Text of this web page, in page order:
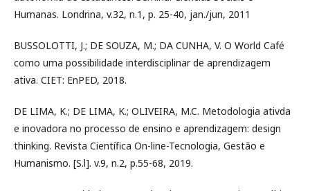
Humanas. Londrina, v.32, n.1, p. 25-40, jan./jun, 2011
BUSSOLOTTI, J.; DE SOUZA, M.; DA CUNHA, V. O World Café
como uma possibilidade interdisciplinar de aprendizagem
ativa. CIET: EnPED, 2018.
DE LIMA, K.; DE LIMA, K.; OLIVEIRA, M.C. Metodologia ativda
e inovadora no processo de ensino e aprendizagem: design
thinking. Revista Científica On-line-Tecnologia, Gestão e
Humanismo. [S.l]. v.9, n.2, p.55-68, 2019.